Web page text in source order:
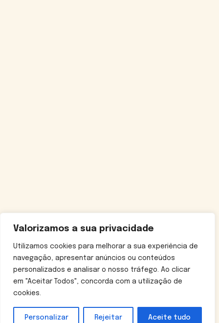
Valorizamos a sua privacidade
Utilizamos cookies para melhorar a sua experiência de
navegação, apresentar anúncios ou conteúdos
personalizados e analisar o nosso tráfego. Ao clicar
em "Aceitar Todos", concorda com a utilização de
cookies.
Personalizar Rejeitar Aceite tudo